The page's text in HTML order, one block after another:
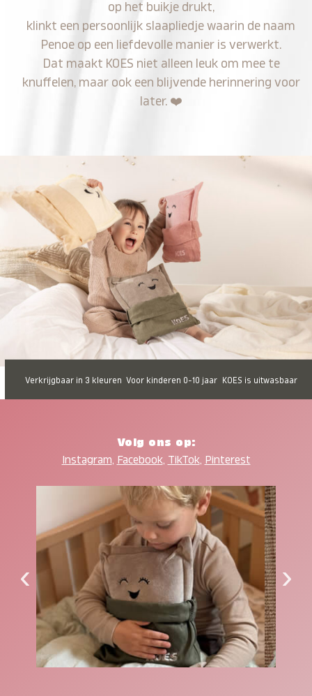
op het buikje drukt,
klinkt een persoonlijk slaapliedje waarin de naam
Penoe op een liefdevolle manier is verwerkt.
Dat maakt KOES niet alleen leuk om mee te
knuffelen, maar ook een blijvende herinnering voor
later. ❤️
Verkrijgbaar in 3 kleuren Voor kinderen 0-10 jaar KOES is uitwasbaar
Volg ons op:
Instagram, Facebook, TikTok, Pinterest
‹ ›